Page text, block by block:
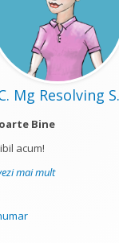
Mg Resolving
Bine
acum!
mai mult